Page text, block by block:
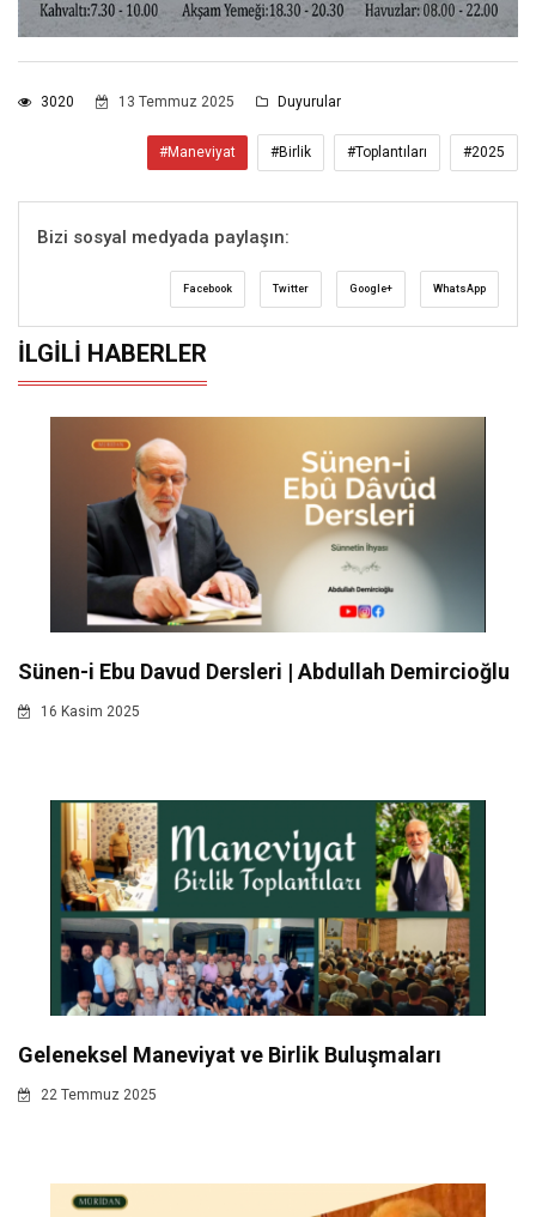
3020 13 Temmuz 2025 Duyurular
#Maneviyat #Birlik #Toplantıları #2025
Bizi sosyal medyada paylaşın:
Facebook Twitter Google+ WhatsApp
İLGILI HABERLER
Sünen-i Ebu Davud Dersleri | Abdullah Demircioğlu
16 Kasim 2025
Geleneksel Maneviyat ve Birlik Buluşmaları
22 Temmuz 2025